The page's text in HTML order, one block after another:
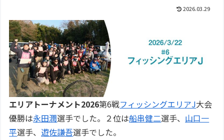
2026.03.29
エリアトーナメント2026第6戦フィッシングエリアJ大会
優勝は永田潤選手でした。２位は船串健二選手、 山口一
平選手、 遊佐謙吾選手でした。